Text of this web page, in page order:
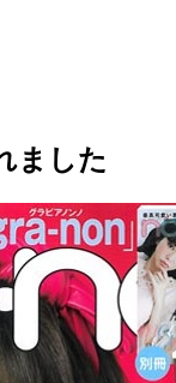
ました